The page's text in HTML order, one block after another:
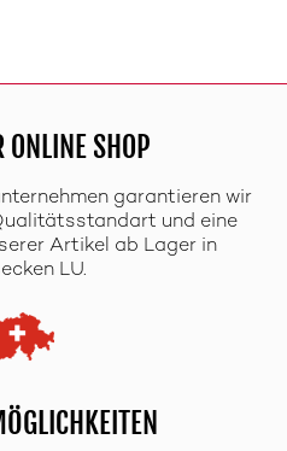
ONLINE SHOP
garantieren wir
und eine
Artikel ab Lager in
LU.